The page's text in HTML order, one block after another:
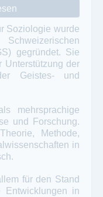
Soziologie wurde
gegründet. Sie
Unterstützung der
Geistes- und
mehrsprachige
und Forschung.
Methode,
in
für den Stand
Entwicklungen in